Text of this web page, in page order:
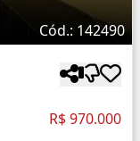
Cód.: 142490
R$ 970.000